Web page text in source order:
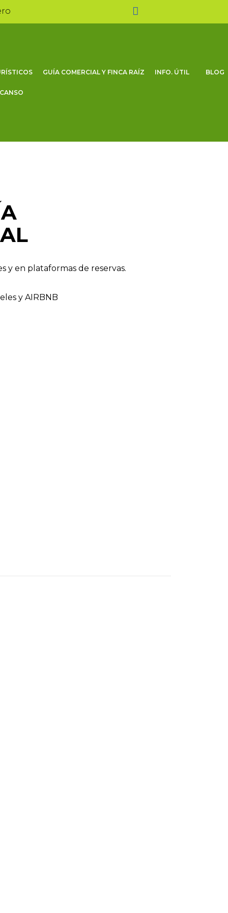
GUÍA COMERCIAL Y FINCA RAÍZ INFO. ÚTIL BLOG
y en plataformas de reservas.
y AIRBNB